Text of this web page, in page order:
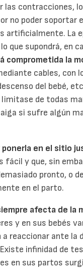
las contracciones,
no poder soportar
artificialmente. La
lo que supondrá, en
comprometida la
cables, con
del bebé,
de todas
si sufre algún
ponerla en el sitio
fácil y que, sin
pronto, o
en el parto.
afecta de la
y en sus bebés
reaccionar ante la
infinidad de
en sus partos